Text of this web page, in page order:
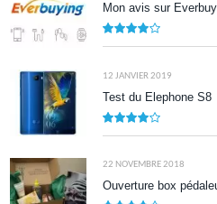
Mon avis sur
12 JANVIER 2019
Test du Elephone S8
22 NOVEMBRE 2018
Ouverture box